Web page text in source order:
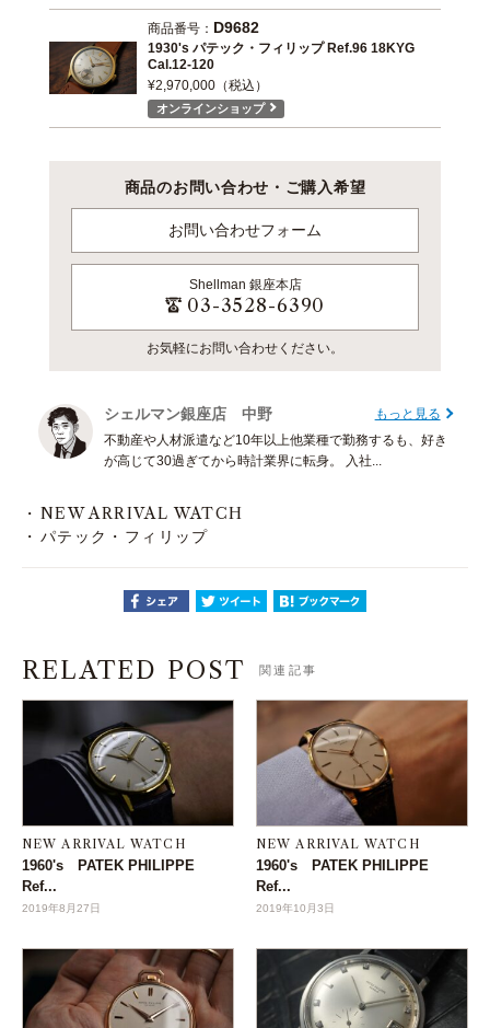
商品番号： D9682
1930's パテック・フィリップ Ref.96 18KYG
Cal.12-120
¥2,970,000（税込）
オンラインショップ
商品のお問い合わせ・ご購入希望
お問い合わせフォーム
Shellman 銀座本店
03-3528-6390
お気軽にお問い合わせください。
シェルマン銀座店 中野
もっと見る
不動産や人材派遣など10年以上他業種で勤務するも、好き
が高じて30過ぎてから時計業界に転身。 入社...
NEW ARRIVAL WATCH
パテック・フィリップ
RELATED POST 関連記事
NEW ARRIVAL WATCH
1960's PATEK PHILIPPE
Ref...
2019年8月27日
NEW ARRIVAL WATCH
1960's PATEK PHILIPPE
Ref...
2019年10月3日